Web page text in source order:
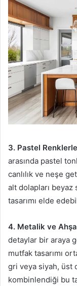
3. Pastel Renklerle
arasında pastel
canlılık ve neşe
alt dolapları
tasarımı elde
4. Metalik ve
detaylar bir araya
mutfak tasarımı
gri veya siyah, üst
kombinlendiği bu